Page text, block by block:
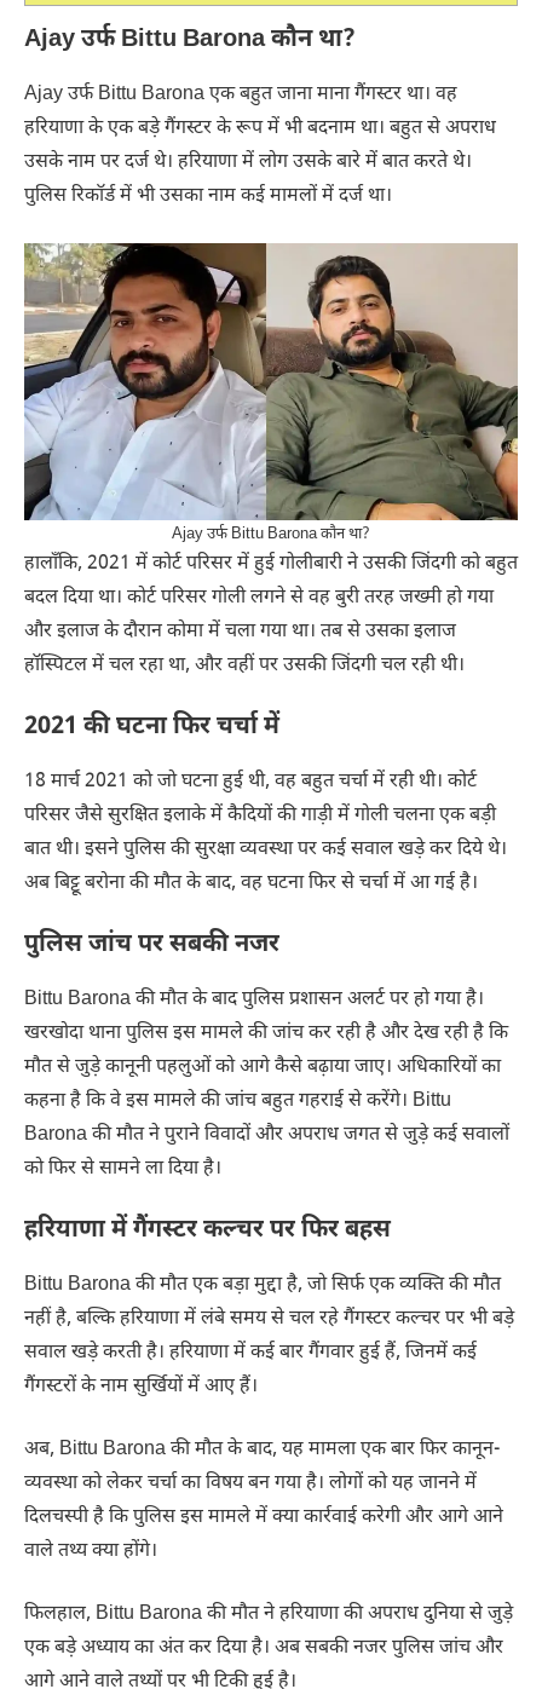
Ajay उर्फ Bittu Barona कौन था?
Ajay उर्फ Bittu Barona एक बहुत जाना माना गैंगस्टर था। वह
हरियाणा के एक बड़े गैंगस्टर के रूप में भी बदनाम था। बहुत से अपराध
उसके नाम पर दर्ज थे। हरियाणा में लोग उसके बारे में बात करते थे।
पुलिस रिकॉर्ड में भी उसका नाम कई मामलों में दर्ज था।
Ajay उर्फ Bittu Barona कौन था?
हालाँकि, 2021 में कोर्ट परिसर में हुई गोलीबारी ने उसकी जिंदगी को बहुत
बदल दिया था। कोर्ट परिसर गोली लगने से वह बुरी तरह जख्मी हो गया
और इलाज के दौरान कोमा में चला गया था। तब से उसका इलाज
हॉस्पिटल में चल रहा था, और वहीं पर उसकी जिंदगी चल रही थी।
2021 की घटना फिर चर्चा में
18 मार्च 2021 को जो घटना हुई थी, वह बहुत चर्चा में रही थी। कोर्ट
परिसर जैसे सुरक्षित इलाके में कैदियों की गाड़ी में गोली चलना एक बड़ी
बात थी। इसने पुलिस की सुरक्षा व्यवस्था पर कई सवाल खड़े कर दिये थे।
अब बिट्टू बरोना की मौत के बाद, वह घटना फिर से चर्चा में आ गई है।
पुलिस जांच पर सबकी नजर
Bittu Barona की मौत के बाद पुलिस प्रशासन अलर्ट पर हो गया है।
खरखोदा थाना पुलिस इस मामले की जांच कर रही है और देख रही है कि
मौत से जुड़े कानूनी पहलुओं को आगे कैसे बढ़ाया जाए। अधिकारियों का
कहना है कि वे इस मामले की जांच बहुत गहराई से करेंगे। Bittu
Barona की मौत ने पुराने विवादों और अपराध जगत से जुड़े कई सवालों
को फिर से सामने ला दिया है।
हरियाणा में गैंगस्टर कल्चर पर फिर बहस
Bittu Barona की मौत एक बड़ा मुद्दा है, जो सिर्फ एक व्यक्ति की मौत
नहीं है, बल्कि हरियाणा में लंबे समय से चल रहे गैंगस्टर कल्चर पर भी बड़े
सवाल खड़े करती है। हरियाणा में कई बार गैंगवार हुई हैं, जिनमें कई
गैंगस्टरों के नाम सुर्खियों में आए हैं।
अब, Bittu Barona की मौत के बाद, यह मामला एक बार फिर कानून-
व्यवस्था को लेकर चर्चा का विषय बन गया है। लोगों को यह जानने में
दिलचस्पी है कि पुलिस इस मामले में क्या कार्रवाई करेगी और आगे आने
वाले तथ्य क्या होंगे।
फिलहाल, Bittu Barona की मौत ने हरियाणा की अपराध दुनिया से जुड़े
एक बड़े अध्याय का अंत कर दिया है। अब सबकी नजर पुलिस जांच और
आगे आने वाले तथ्यों पर भी टिकी हुई है।